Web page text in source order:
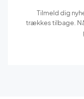
Tilmeld dig
trækkes tilbage.